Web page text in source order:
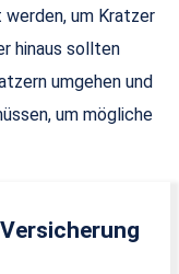
um Kratzer
hinaus sollten
umgehen und
um mögliche